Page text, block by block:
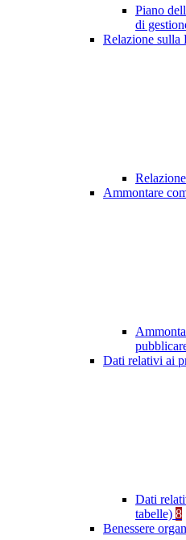
Piano
di
Relazione sulla
Ammontare
Dati relativi ai
Dati
tabelle) 8
Benessere